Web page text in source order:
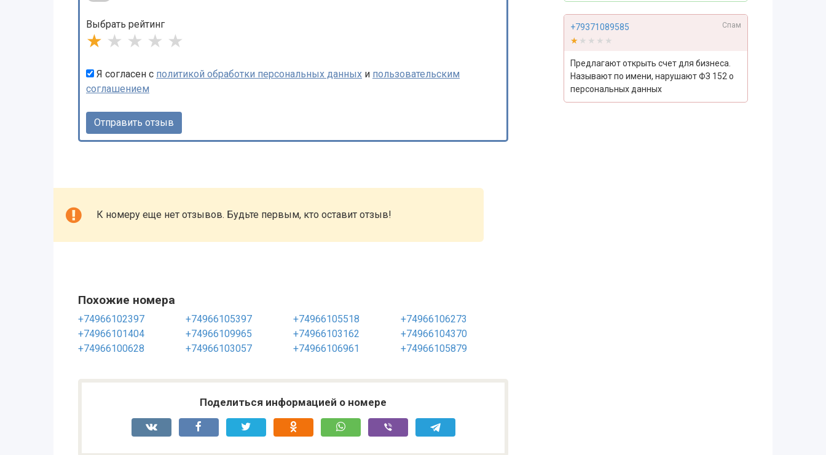
Выбрать рейтинг
★ ★ ★ ★ ★
Я согласен с политикой обработки персональных данных и пользовательским
соглашением
К номеру еще нет отзывов. Будьте первым, кто оставит отзыв!
Похожие номера
+74966102397 +74966105397 +74966105518
+74966106273
+74966101404
+74966109965 +74966103162
+74966104370
+74966100628
+74966103057 +74966106961 +74966105879
Поделиться информацией о номере
+79371089585 Спам
★★★★★
★★★★★
Предлагают открыть счет для бизнеса.
Называют по имени, нарушают ФЗ 152 о
персональных данных